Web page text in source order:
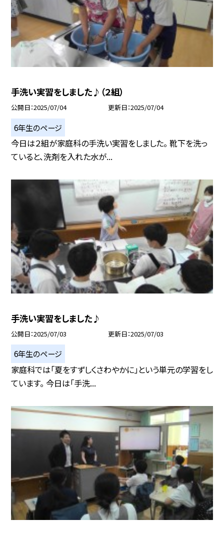
手洗い実習をしました♪（２組）
公開日 2025/07/04 更新日 2025/07/04
6年生のページ
今日は２組が家庭科の手洗い実習をしました。 靴下を洗っ
ていると、洗剤を入れた水が...
手洗い実習をしました♪
公開日 2025/07/03 更新日 2025/07/03
6年生のページ
家庭科では「夏をすずしくさわやかに」という単元の学習をし
ています。 今日は「手洗...